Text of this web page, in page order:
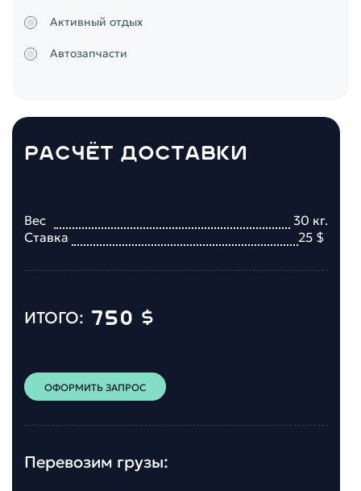
Активный отдых
Автозапчасти
РАСЧЁТ ДОСТАВКИ
Вес 30 кг.
Ставка
25 $
ИТОГО: 750 $
ОФОРМИТЬ ЗАПРОС
Перевозим грузы: